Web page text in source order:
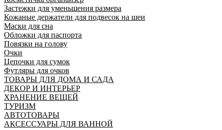
Застежки для уменьшения размера
Кожаные держатели для подвесок на шеи
Маски для сна
Обложки для паспорта
Повязки на голову
Очки
Цепочки для сумок
Футляры для очков
ТОВАРЫ ДЛЯ ДОМА И САДА
ДЕКОР И ИНТЕРЬЕР
ХРАНЕНИЕ ВЕЩЕЙ
ТУРИЗМ
АВТОТОВАРЫ
АКСЕССУАРЫ ДЛЯ ВАННОЙ